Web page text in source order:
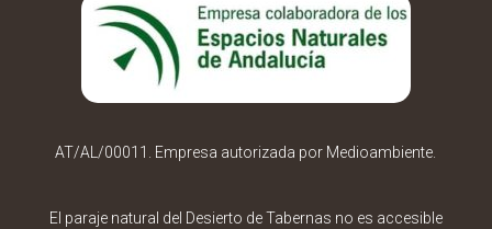
AT/AL/00011. Empresa autorizada por Medioambiente.
El paraje natural del Desierto de Tabernas no es accesible